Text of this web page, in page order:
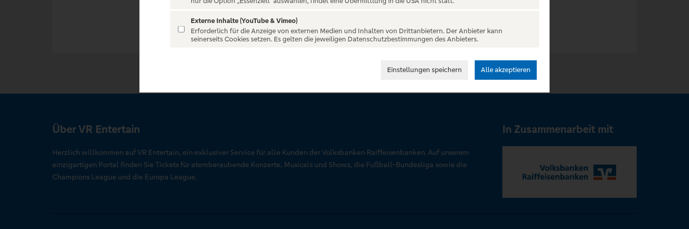
Über VR Entertain
Herzlich willkommen auf VR Entertain, ein exklusiver Service für alle Kunden der Volksbanken Raiffeisenbanken. Auf unserem
einzigartigen Portal finden Sie Tickets für atemberaubende Konzerte, Musicals und Shows, die Fußball-Bundesliga sowie die
Champions League und die Europa League.
In Zusammenarbeit mit
Externe Inhalte (YouTube & Vimeo)
Erforderlich für die Anzeige von externen Medien und Inhalten von Drittanbietern. Der Anbieter kann
seinerseits Cookies setzen. Es gelten die jeweiligen Datenschutzbestimmungen des Anbieters.
Einstellungen speichern Alle akzeptieren